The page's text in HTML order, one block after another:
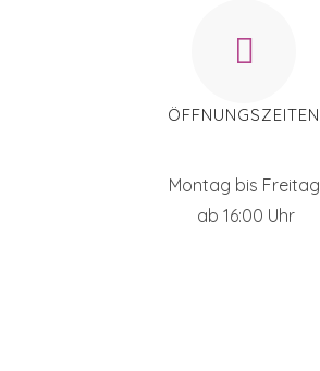
ÖFFNUNGSZEITEN
Montag bis Freitag
ab 16:00 Uhr